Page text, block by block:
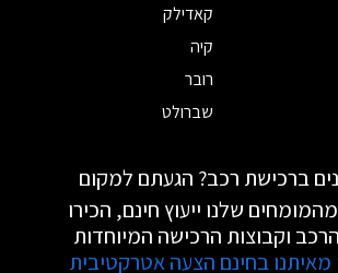
קאדילק
קיה
רובר
שברולט
ברכישת רכב? הגעתם למקום
שלנו ייעוץ חינם, הכירו
וקבוצות הרכישה המיוחדות
מאיתנו בחינם הצעה אטרקטיבית